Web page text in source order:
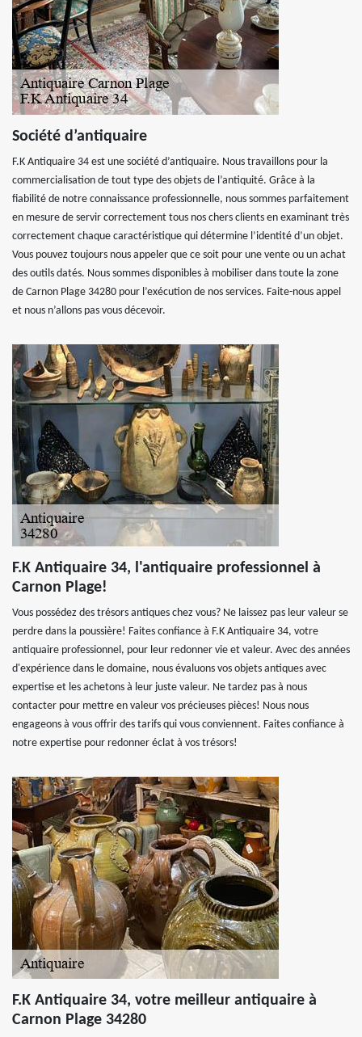
Société d’antiquaire
F.K Antiquaire 34 est une société d’antiquaire. Nous travaillons pour la
commercialisation de tout type des objets de l’antiquité. Grâce à la
fiabilité de notre connaissance professionnelle, nous sommes parfaitement
en mesure de servir correctement tous nos chers clients en examinant très
correctement chaque caractéristique qui détermine l’identité d’un objet.
Vous pouvez toujours nous appeler que ce soit pour une vente ou un achat
des outils datés. Nous sommes disponibles à mobiliser dans toute la zone
de Carnon Plage 34280 pour l’exécution de nos services. Faite-nous appel
et nous n’allons pas vous décevoir.
F.K Antiquaire 34, l'antiquaire professionnel à
Carnon Plage!
Vous possédez des trésors antiques chez vous? Ne laissez pas leur valeur se
perdre dans la poussière! Faites confiance à F.K Antiquaire 34, votre
antiquaire professionnel, pour leur redonner vie et valeur. Avec des années
d'expérience dans le domaine, nous évaluons vos objets antiques avec
expertise et les achetons à leur juste valeur. Ne tardez pas à nous
contacter pour mettre en valeur vos précieuses pièces! Nous nous
engageons à vous offrir des tarifs qui vous conviennent. Faites confiance à
notre expertise pour redonner éclat à vos trésors!
F.K Antiquaire 34, votre meilleur antiquaire à
Carnon Plage 34280